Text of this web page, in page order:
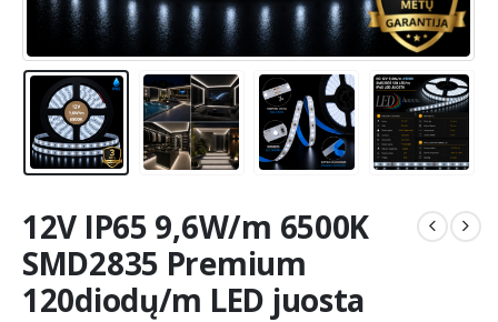
12V IP65 9,6W/m 6500K
SMD2835 Premium
120diodų/m LED juosta